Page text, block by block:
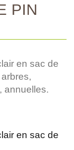
PIN
en sac de
annuelles.
en sac de